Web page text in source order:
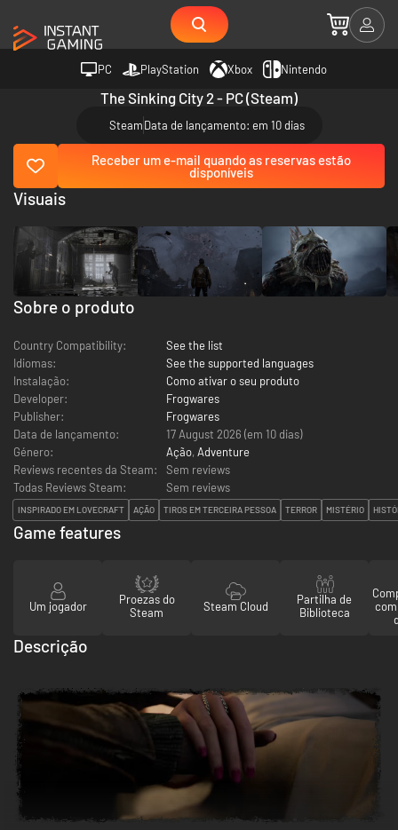
PC PlayStation Xbox Nintendo
The Sinking City 2 - PC (Steam)
SteamData de lançamento: em 10 dias
Receber um e-mail quando as reservas estão
disponíveis
Sobre o produto
Country Compatibility:
See the list
Idiomas:
See the supported languages
Instalação:
Como ativar o seu produto
Developer:
Frogwares
Publisher:
Frogwares
Data de lançamento:
17 August 2026 (em 10 dias)
Género:
Ação, Adventure
Reviews recentes da Steam:
Sem reviews
Todas Reviews Steam:
Sem reviews
INSPIRADO EM LOVECRAFT AÇÃO TIROS EM TERCEIRA PESSOA TERROR MISTÉRIO
Visuais
Game features
Um jogador
Proezas do
Steam
Steam Cloud
Partilha de
Biblioteca
Descrição